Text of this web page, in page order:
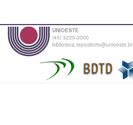
UNIOESTE
(45) 3220-3000
biblioteca.repositorio@unioeste.br